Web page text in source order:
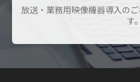
放送・業務用映像機器導入の
す。